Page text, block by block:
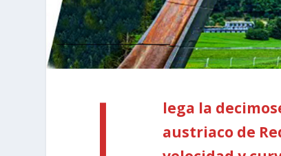
lega la
austriaco de